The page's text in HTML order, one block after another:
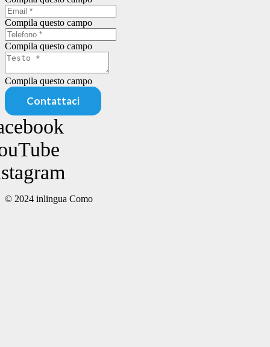
Compila questo campo
Compila questo campo
Compila questo campo
Contattaci
© 2024 inlingua Como